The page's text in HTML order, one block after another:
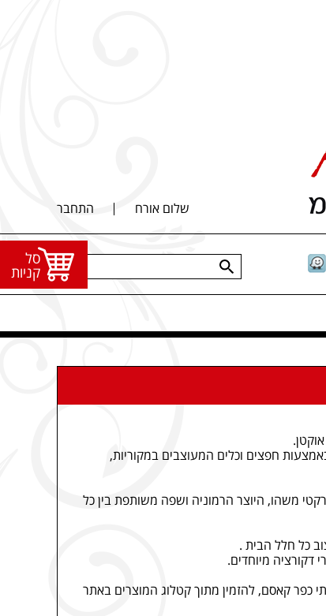
שלום אורח התחבר
סל
קניות
חפצים וכלים המעוצבים במקוריות,
משהו, היוצר הרמוניה ושפה משותפת בין כל
כל חלל הבית .
דקורציה מיוחדים.
כפר קאסם, להזמין מתוך קטלוג המוצרים באתר